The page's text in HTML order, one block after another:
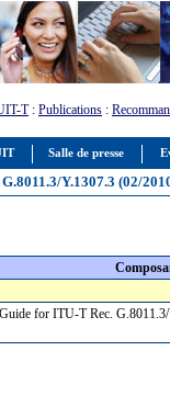
Salle de presse
T: Publications :
Y.1307.3 (02/
for ITU-T Rec.